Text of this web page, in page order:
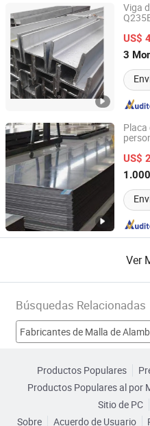
Viga
US$
3
Jiangsu Hongshuo Metal
Jiangsu, China
Placa
US$
Shanghai Bolaisheng Metal
Shanghai, China
Ver
Búsquedas Relacionadas
Fabricantes de Malla de
Fabricantes de Bobina
Productos Populares
Productos Populares al por
Sitio de PC
Sobre
Acuerdo de Usuario